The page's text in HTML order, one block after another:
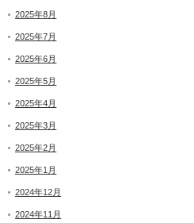
2025年8月
2025年7月
2025年6月
2025年5月
2025年4月
2025年3月
2025年2月
2025年1月
2024年12月
2024年11月